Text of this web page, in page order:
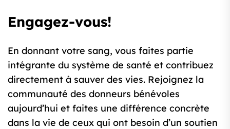
Engagez-vous!
En donnant votre sang, vous faites partie
intégrante du système de santé et contribuez
directement à sauver des vies. Rejoignez la
communauté des donneurs bénévoles
aujourd’hui et faites une différence concrète
dans la vie de ceux qui ont besoin d’un soutien